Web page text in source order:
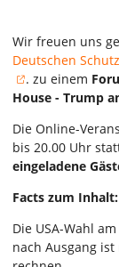
Wir freuen uns
Deutschen
. zu einem
House - Trump
Die Online-
bis 20.00 Uhr
eingeladene
Facts zum Inhalt:
Die USA-Wahl
nach Ausgang